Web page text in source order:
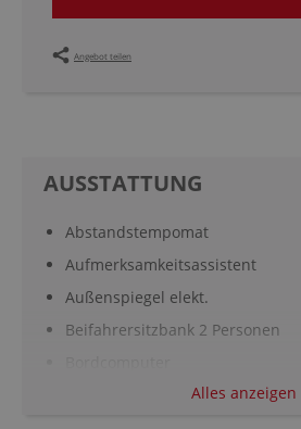
Angebot teilen
AUSSTATTUNG
Abstandstempomat
Aufmerksamkeitsassistent
Außenspiegel elekt.
Beifahrersitzbank 2 Personen
Alles anzeigen